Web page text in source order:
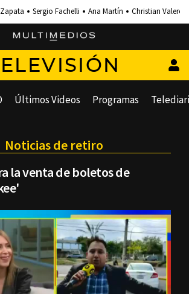
Sergio Fachelli Ana Martín Christian Valero
Últimos Videos Programas
Noticias de retiro
la venta de boletos de